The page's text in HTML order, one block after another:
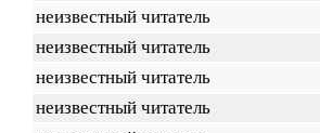
неизвестный читатель
неизвестный читатель
неизвестный читатель
неизвестный читатель